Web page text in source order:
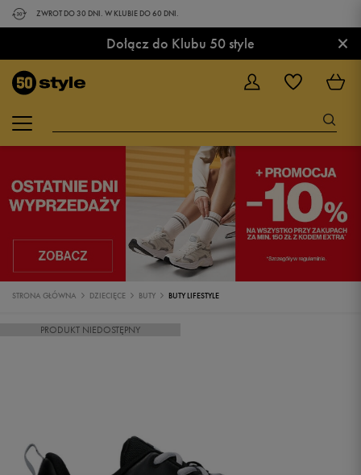
ZWROT DO 30 DNI. W KLUBIE DO 60 DNI.
Dołącz do Klubu 50 style ×
STRONA GŁÓWNA DZIECIĘCE BUTY BUTY LIFESTYLE
PRODUKT NIEDOSTĘPNY